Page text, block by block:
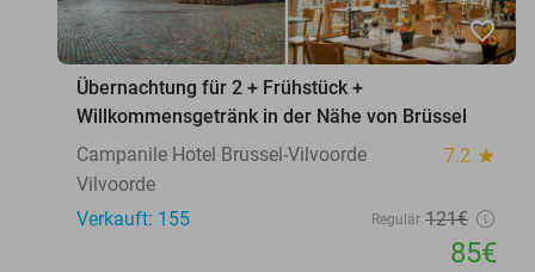
favorite_border
Übernachtung für 2 + Frühstück +
Willkommensgetränk in der Nähe von Brüssel
Campanile Hotel Brussel-Vilvoorde
7.2 star
Vilvoorde
Verkauft: 155
Regulär 121€
85€